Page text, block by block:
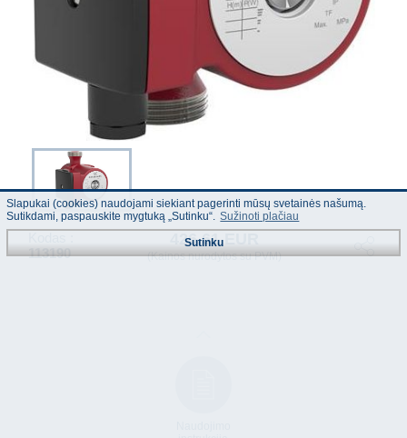
113190
426.61 EUR
(Kainos nurodytos su PVM)
Slapukai (cookies) naudojami siekiant pagerinti mūsų svetainės našumą.
Sutikdami, paspauskite mygtuką „Sutinku“. Sužinoti plačiau
Sutinku